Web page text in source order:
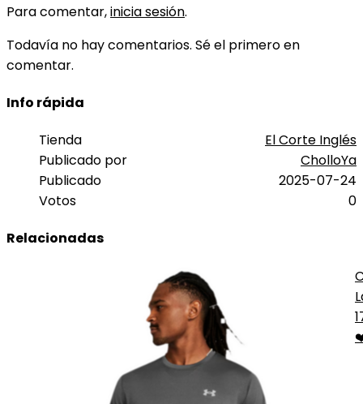
Para comentar,inicia sesión.
Todavía no hay comentarios. Sé el primero en
comentar.
Info rápida
Tienda
El Corte Inglés
Publicado por
CholloYa
Publicado
2025-07-24
Votos
0
Relacionadas